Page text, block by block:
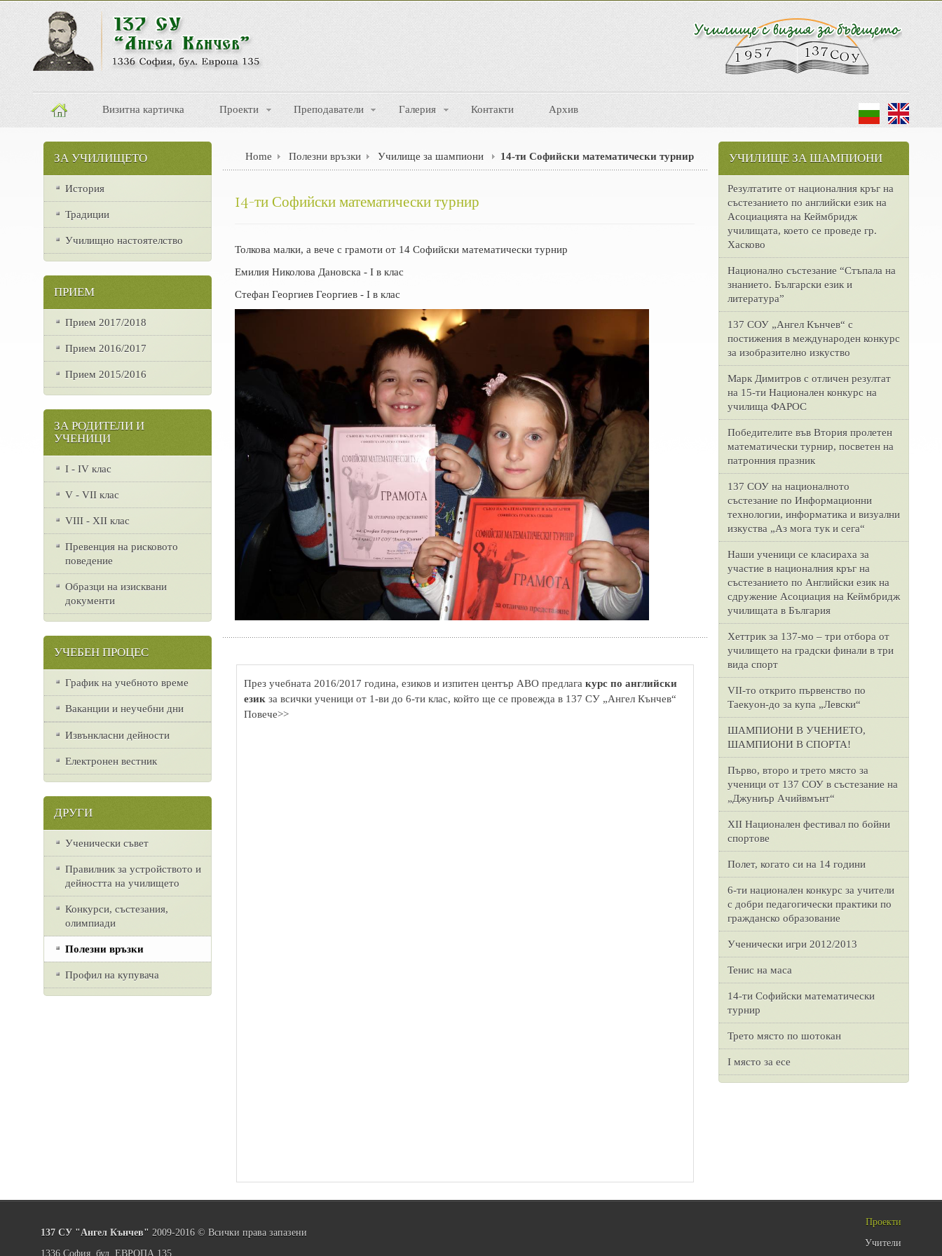
Визитна картичка Проекти Преподаватели Галерия Контакти Архив
Home Полезни връзки Училище за шампиони 14-ти Софийски математически турнир
14-ти Софийски математически турнир
Толкова малки, а вече с грамоти от 14 Софийски математически турнир
Емилия Николова Дановска - I в клас
Стефан Георгиев Георгиев - I в клас
През учебната 2016/2017 година, езиков и изпитен център АВО предлага курс по английски
език за всички ученици от 1-ви до 6-ти клас, който ще се провежда в 137 СУ „Ангел Кънчев“
Повече>>
ЗА УЧИЛИЩЕТО
История
Традиции
Училищно настоятелство
ПРИЕМ
Прием 2017/2018
Прием 2016/2017
Прием 2015/2016
ЗА РОДИТЕЛИ И
УЧЕНИЦИ
I - IV клас
V - VII клас
VІІІ - ХІІ клас
Превенция на рисковото
поведение
Образци на изисквани
документи
УЧЕБЕН ПРОЦЕС
График на учебното време
Ваканции и неучебни дни
Извънкласни дейности
Електронен вестник
ДРУГИ
Ученически съвет
Правилник за устройството и
дейността на училището
Конкурси, състезания,
олимпиади
Полезни връзки
Профил на купувача
УЧИЛИЩЕ ЗА ШАМПИОНИ
Резултатите от националния кръг на
състезанието по английски език на
Асоциацията на Кеймбридж
училищата, което се проведе гр.
Хасково
Национално състезание “Стъпала на
знанието. Български език и
литература”
137 СОУ „Ангел Кънчев“ с
постижения в международен конкурс
за изобразително изкуство
Марк Димитров с отличен резултат
на 15-ти Национален конкурс на
училища ФАРОС
Победителите във Втория пролетен
математически турнир, посветен на
патронния празник
137 СОУ на националното
състезание по Информационни
технологии, информатика и визуални
изкуства „Аз мога тук и сега“
Наши ученици се класираха за
участие в националния кръг на
състезанието по Английски език на
сдружение Асоциация на Кеймбридж
училищата в България
Хеттрик за 137-мо – три отбора от
училището на градски финали в три
вида спорт
VII-то открито първенство по
Таекуон-до за купа „Левски“
ШАМПИОНИ В УЧЕНИЕТО,
ШАМПИОНИ В СПОРТА!
Първо, второ и трето място за
ученици от 137 СОУ в състезание на
„Джуниър Ачийвмънт“
XII Национален фестивал по бойни
спортове
Полет, когато си на 14 години
6-ти национален конкурс за учители
с добри педагогически практики по
гражданско образование
Ученически игри 2012/2013
Тенис на маса
14-ти Софийски математически
турнир
Трето място по шотокан
I място за есе
137 СУ "Ангел Кънчев" 2009-2016 © Всички права запазени
1336 София, бул. ЕВРОПА 135
Проекти
Учители